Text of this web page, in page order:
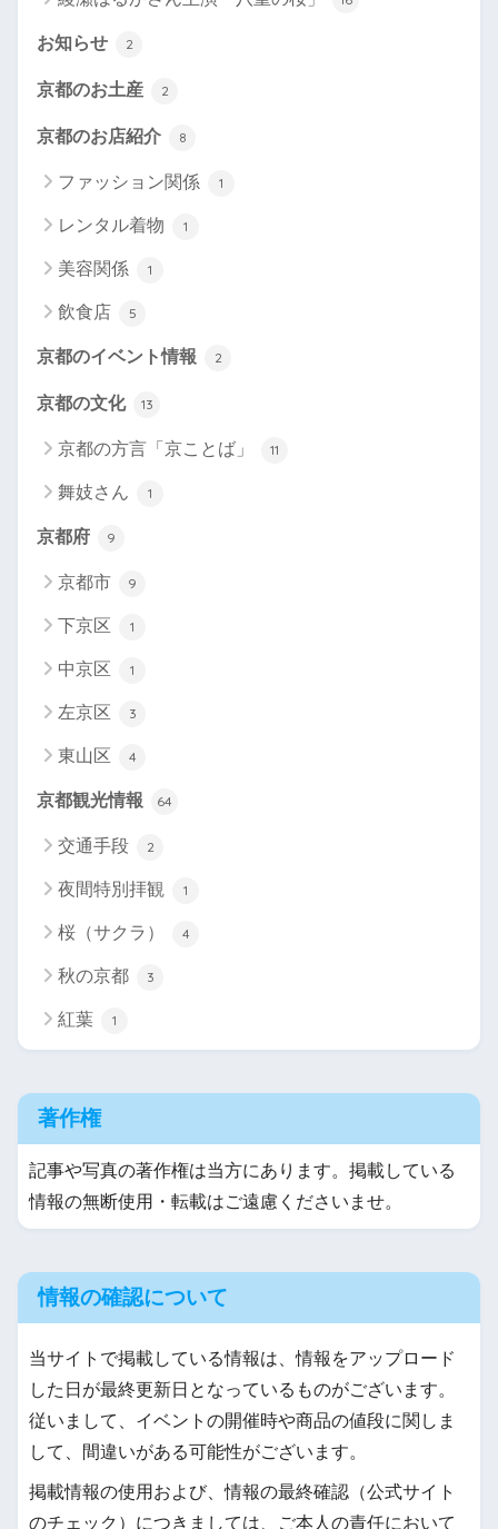
お知らせ 2
京都のお土産 2
京都のお店紹介 8
ファッション関係 1
レンタル着物 1
美容関係 1
飲食店 5
京都のイベント情報 2
京都の文化 13
京都の方言「京ことば」 11
舞妓さん 1
京都府 9
京都市 9
下京区 1
中京区 1
左京区 3
東山区 4
京都観光情報 64
交通手段 2
夜間特別拝観 1
桜（サクラ） 4
秋の京都 3
紅葉 1
著作権
記事や写真の著作権は当方にあります。掲載している
情報の無断使用・転載はご遠慮くださいませ。
情報の確認について
当サイトで掲載している情報は、情報をアップロード
した日が最終更新日となっているものがございます。
従いまして、イベントの開催時や商品の値段に関しま
して、間違いがある可能性がございます。
掲載情報の使用および、情報の最終確認（公式サイト
のチェック）につきましては、ご本人の責任において